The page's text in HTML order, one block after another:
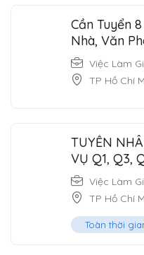
Cần Tuyển
Nhà, Văn
Việc Làm
TP Hồ Chí
TUYỂN
VỤ Q1, Q3,
Việc Làm
TP Hồ Chí
Toàn thời